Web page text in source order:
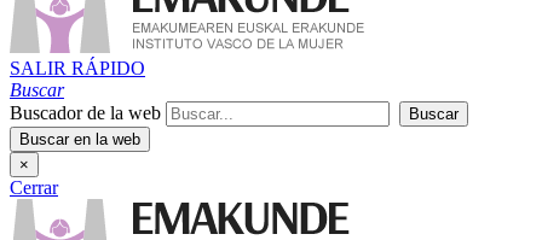
SALIR RÁPIDO
Buscar
Buscador de la web
×
Cerrar